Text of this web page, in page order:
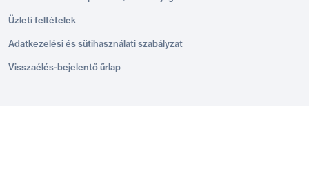
Üzleti feltételek
Adatkezelési és sütihasználati szabályzat
Visszaélés-bejelentő űrlap